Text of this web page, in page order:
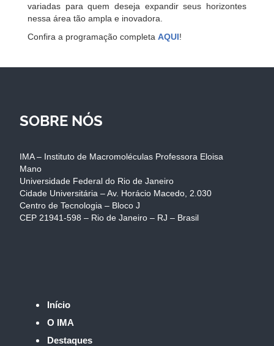
variadas para quem deseja expandir seus horizontes
nessa área tão ampla e inovadora.
Confira a programação completa AQUI!
SOBRE NÓS
IMA – Instituto de Macromoléculas Professora Eloisa
Mano
Universidade Federal do Rio de Janeiro
Cidade Universitária – Av. Horácio Macedo, 2.030
Centro de Tecnologia – Bloco J
CEP 21941-598 – Rio de Janeiro – RJ – Brasil
Início
O IMA
Destaques